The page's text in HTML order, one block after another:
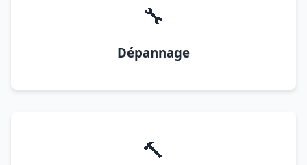
🔧
Dépannage
🔨